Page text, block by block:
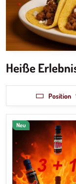
Heiße
Position
Neu